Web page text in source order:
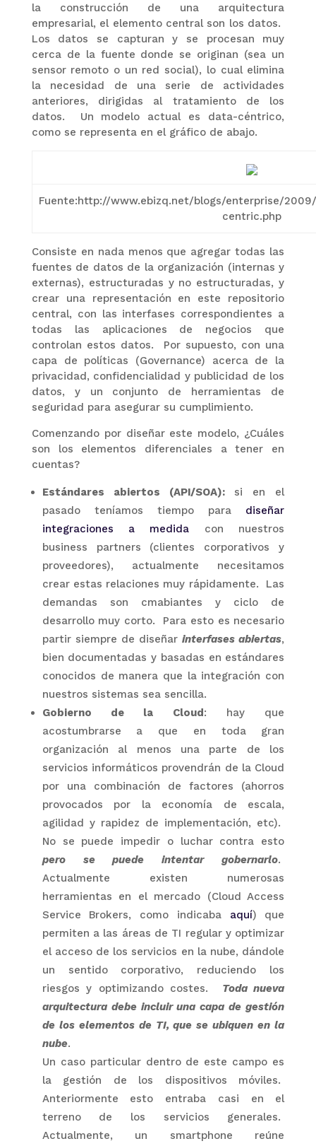
la construcción de una arquitectura
empresarial, el elemento central son los datos.
Los datos se capturan y se procesan muy
cerca de la fuente donde se originan (sea un
sensor remoto o un red social), lo cual elimina
la necesidad de una serie de actividades
anteriores, dirigidas al tratamiento de los
datos. Un modelo actual es data-céntrico,
como se representa en el gráfico de abajo.
Fuente:http://www.ebizq.net/blogs/enterprise/2009/
centric.php​
Consiste en nada menos que agregar todas las
fuentes de datos de la organización (internas y
externas), estructuradas y no estructuradas, y
crear una representación en este repositorio
central, con las interfases correspondientes a
todas las aplicaciones de negocios que
controlan estos datos. Por supuesto, con una
capa de políticas (Governance) acerca de la
privacidad, confidencialidad y publicidad de los
datos, y un conjunto de herramientas de
seguridad para asegurar su cumplimiento.
Comenzando por diseñar este modelo, ¿Cuáles
son los elementos diferenciales a tener en
cuentas?
Estándares abiertos (API/SOA): si en el
pasado teníamos tiempo para diseñar
integraciones a medida con nuestros
business partners (clientes corporativos y
proveedores), actualmente necesitamos
crear estas relaciones muy rápidamente. Las
demandas son cmabiantes y ciclo de
desarrollo muy corto. Para esto es necesario
partir siempre de diseñarinterfases abiertas,
bien documentadas y basadas en estándares
conocidos de manera que la integración con
nuestros sistemas sea sencilla.
Gobierno de la Cloud: hay que
acostumbrarse a que en toda gran
organización al menos una parte de los
servicios informáticos provendrán de la Cloud
por una combinación de factores (ahorros
provocados por la economía de escala,
agilidad y rapidez de implementación, etc).
No se puede impedir o luchar contra esto
pero se puede intentar gobernarlo.
Actualmente existen numerosas
herramientas en el mercado (Cloud Access
Service Brokers, como indicabaaquí) que
permiten a las áreas de TI regular y optimizar
el acceso de los servicios en la nube, dándole
un sentido corporativo, reduciendo los
riesgos y optimizando costes. Toda nueva
arquitectura debe incluir una capa de gestión
de los elementos de TI, que se ubiquen en la
nube.
Un caso particular dentro de este campo es
la gestión de los dispositivos móviles.
Anteriormente esto entraba casi en el
terreno de los servicios generales.
Actualmente, un smartphone reúne